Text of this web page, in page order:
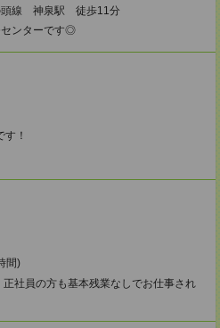
頭線 神泉駅 徒歩11分
センターです◎
！
間)
社員の方も基本残業なしでお仕事され